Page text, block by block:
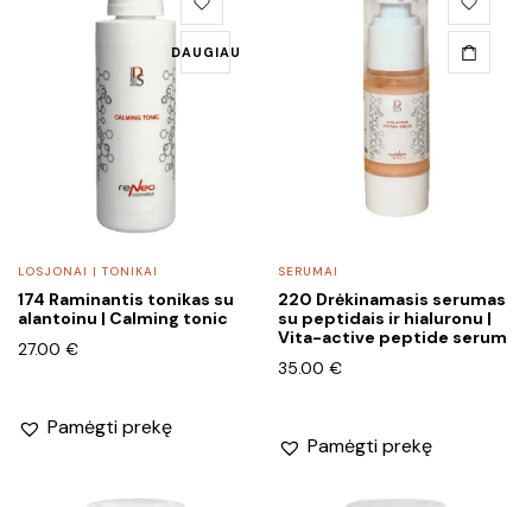
DAUGIAU
LOSJONAI | TONIKAI
174 Raminantis tonikas su
alantoinu | Calming tonic
27.00 €
Pamėgti prekę
SERUMAI
220 Drėkinamasis serumas
su peptidais ir hialuronu |
Vita-active peptide serum
35.00 €
Pamėgti prekę